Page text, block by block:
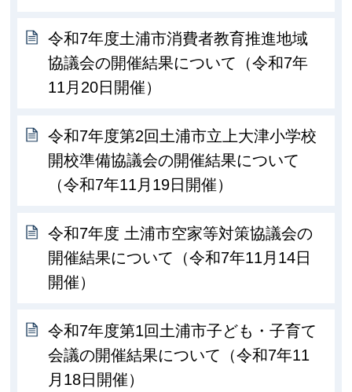
令和7年度土浦市消費者教育推進地域
協議会の開催結果について（令和7年
11月20日開催）
令和7年度第2回土浦市立上大津小学校
開校準備協議会の開催結果について
（令和7年11月19日開催）
令和7年度 土浦市空家等対策協議会の
開催結果について（令和7年11月14日
開催）
令和7年度第1回土浦市子ども・子育て
会議の開催結果について（令和7年11
月18日開催）